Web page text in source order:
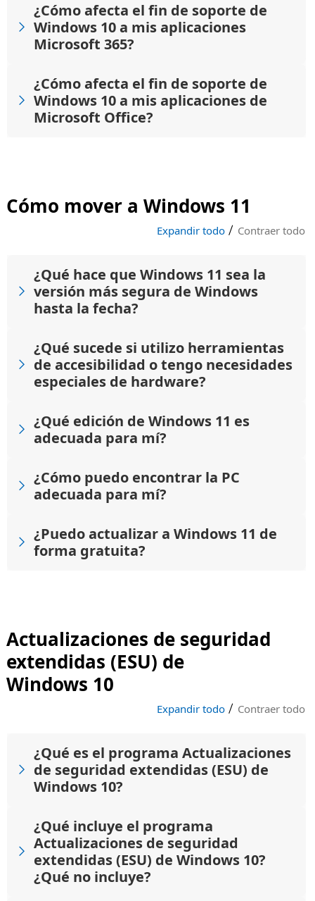
¿Cómo afecta el fin de soporte de
Windows 10 a mis aplicaciones
Microsoft 365?
¿Cómo afecta el fin de soporte de
Windows 10 a mis aplicaciones de
Microsoft Office?
Cómo mover a Windows 11
Expandir todo|Contraer todo
¿Qué hace que Windows 11 sea la
versión más segura de Windows
hasta la fecha?
¿Qué sucede si utilizo herramientas
de accesibilidad o tengo necesidades
especiales de hardware?
¿Qué edición de Windows 11 es
adecuada para mí?
¿Cómo puedo encontrar la PC
adecuada para mí?
¿Puedo actualizar a Windows 11 de
forma gratuita?
Actualizaciones de seguridad
extendidas (ESU) de
Windows 10
Expandir todo|Contraer todo
¿Qué es el programa Actualizaciones
de seguridad extendidas (ESU) de
Windows 10?
¿Qué incluye el programa
Actualizaciones de seguridad
extendidas (ESU) de Windows 10?
¿Qué no incluye?